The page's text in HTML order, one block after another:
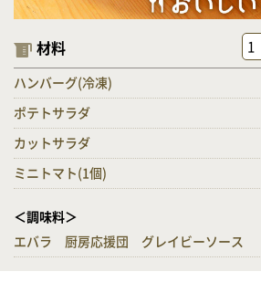
材料
ハンバーグ(冷凍)
ポテトサラダ
カットサラダ
ミニトマト(1個)
＜調味料＞
エバラ 厨房応援団 グレイビーソース